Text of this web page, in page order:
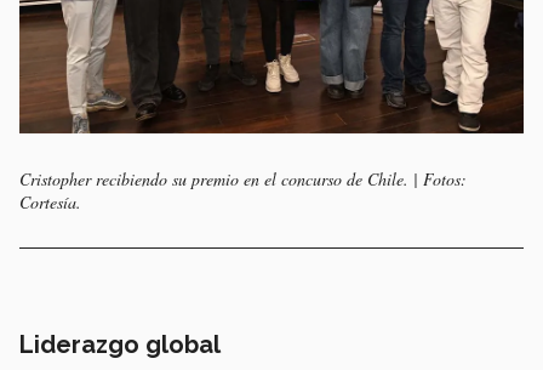
Cristopher recibiendo su premio en el concurso de Chile. | Fotos:
Cortesía.
Liderazgo global